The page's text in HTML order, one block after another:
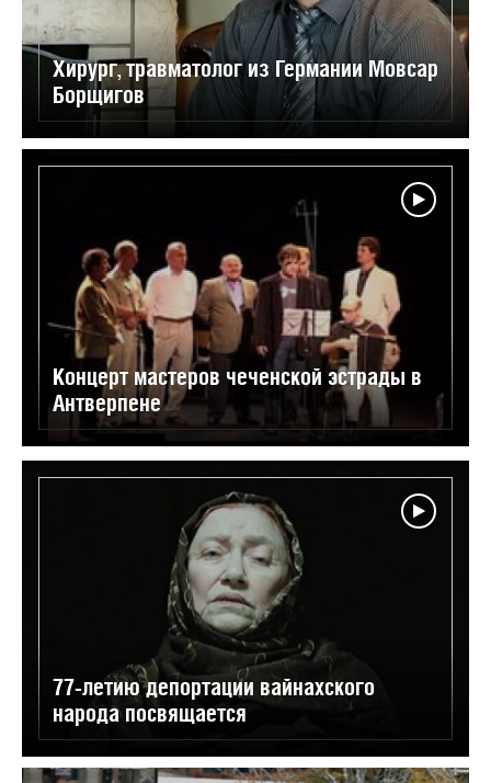
Хирург, травматолог из Германии Мовсар
Борщигов
Концерт мастеров чеченской эстрады в
Антверпене
77-летию депортации вайнахского
народа посвящается